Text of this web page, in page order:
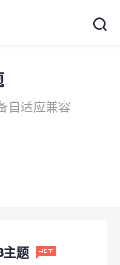

自适应兼容
主题 